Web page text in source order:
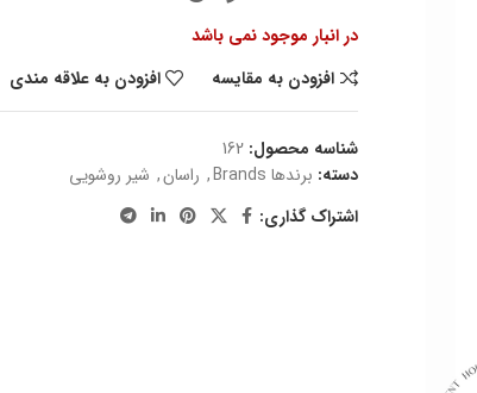
در انبار موجود نمی باشد
افزودن به مقایسه
افزودن به علاقه مندی
شناسه محصول: 162
دسته: برندها Brands , راسان, شیر روشویی
اشتراک گذاری: